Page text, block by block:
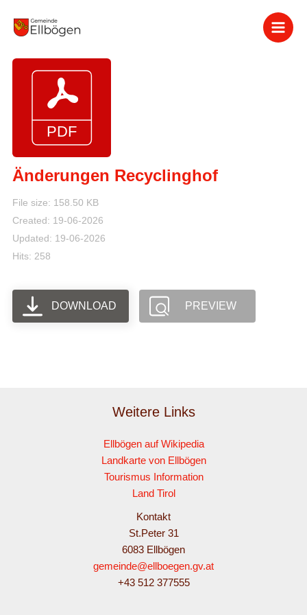
Inhalt
Änderungen Recyclinghof
File size: 158.50 KB
Created: 19-06-2026
Updated: 19-06-2026
Hits: 258
DOWNLOAD PREVIEW
Weitere Links
Ellbögen auf Wikipedia
Landkarte von Ellbögen
Tourismus Information
Land Tirol
Kontakt
St.Peter 31
6083 Ellbögen
gemeinde@ellboegen.gv.at
+43 512 377555